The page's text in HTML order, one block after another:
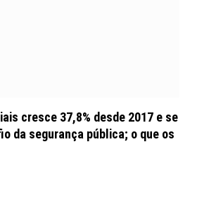
cresce 37,8% desde 2017 e se
da segurança pública; o que os